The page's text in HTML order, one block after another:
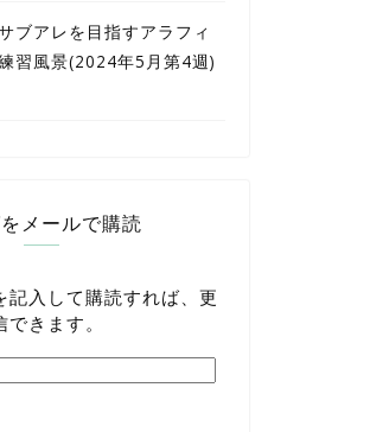
ブアレを目指すアラフィ
習風景(2024年5月第4週)
メールで購読
記入して購読すれば、更
きます。